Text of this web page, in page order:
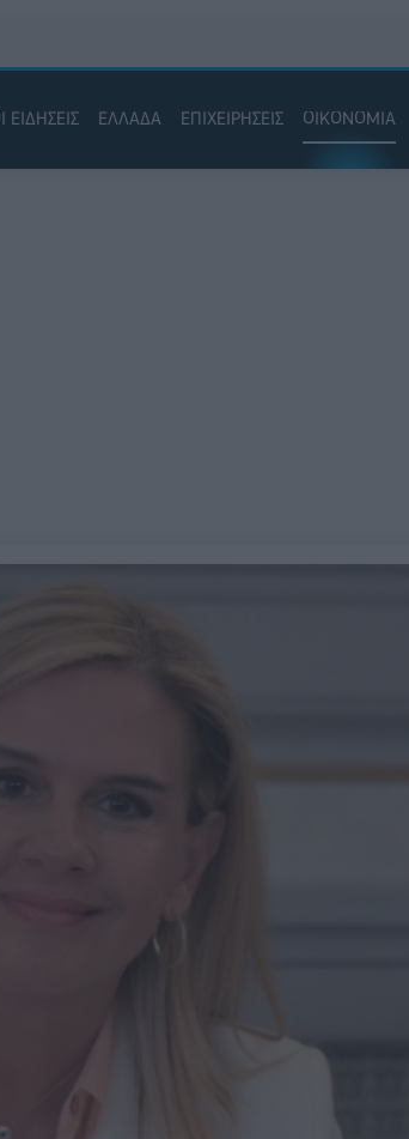
ΕΙΔΗΣΕΙΣ ΕΛΛΑΔΑ ΕΠΙΧΕΙΡΗΣΕΙΣ ΟΙΚΟΝΟΜΙΑ